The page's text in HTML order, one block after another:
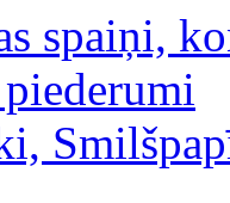
spaiņi,